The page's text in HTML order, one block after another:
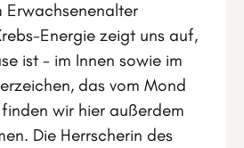
Erwachsenenalter
Energie zeigt uns auf,
ist - im Innen sowie im
das vom Mond
wir hier außerdem
Die Herrscherin des